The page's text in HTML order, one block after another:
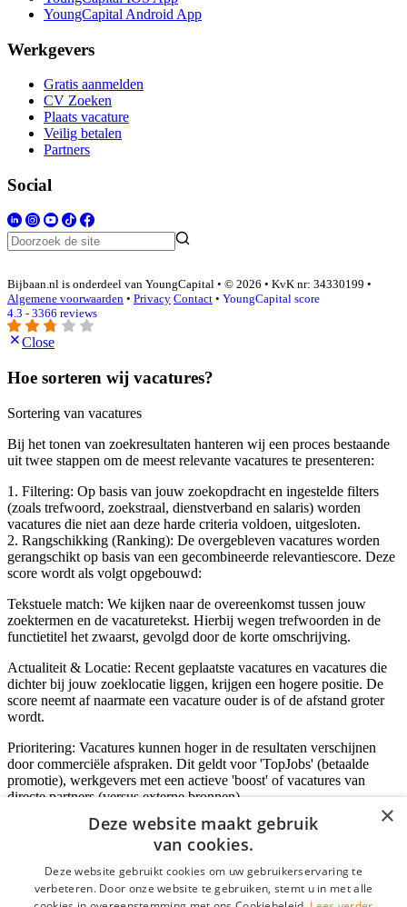
YoungCapital Android App
Werkgevers
Gratis aanmelden
CV Zoeken
Plaats vacature
Veilig betalen
Partners
Social
Bijbaan.nl is onderdeel van YoungCapital • © 2026 • KvK nr: 34330199 •
Algemene voorwaarden • Privacy Contact • YoungCapital score
4.3 - 3366 reviews
Close
Hoe sorteren wij vacatures?
Sortering van vacatures
Bij het tonen van zoekresultaten hanteren wij een proces bestaande
uit twee stappen om de meest relevante vacatures te presenteren:
1. Filtering: Op basis van jouw zoekopdracht en ingestelde filters
(zoals trefwoord, zoekstraal, dienstverband en salaris) worden
vacatures die niet aan deze harde criteria voldoen, uitgesloten.
2. Rangschikking (Ranking): De overgebleven vacatures worden
gerangschikt op basis van een gecombineerde relevantiescore. Deze
score wordt als volgt opgebouwd:
Tekstuele match: We kijken naar de overeenkomst tussen jouw
zoektermen en de vacaturetekst. Hierbij wegen trefwoorden in de
functietitel het zwaarst, gevolgd door de korte omschrijving.
Actualiteit & Locatie: Recent geplaatste vacatures en vacatures die
dichter bij jouw zoeklocatie liggen, krijgen een hogere positie. De
score neemt af naarmate een vacature ouder is of de afstand groter
wordt.
Prioritering: Vacatures kunnen hoger in de resultaten verschijnen
door commerciële afspraken. Dit geldt voor 'TopJobs' (betaalde
promotie), werkgevers met een actieve 'boost' of vacatures van
directe partners (versus externe bronnen).
Inloggen als bedrijf
*
×
Deze website maakt gebruik
van cookies.
Deze website gebruikt cookies om uw gebruikerservaring te
verbeteren. Door onze website te gebruiken, stemt u in met alle